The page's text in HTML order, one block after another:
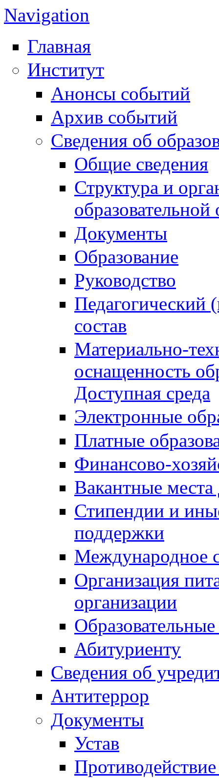
Navigation
Главная
Институт
Анонсы событий
Архив событий
Сведения об
Общие сведения
Структура и
образовательной
Документы
Образование
Руководство
Педагогический
состав
Материально-
оснащенность
Доступная среда
Электронные
Платные
Финансово-
Вакантные
Стипендии и
поддержки
Международное
Организация
организации
Абитуриенту
Сведения об
Антитеррор
Документы
Устав